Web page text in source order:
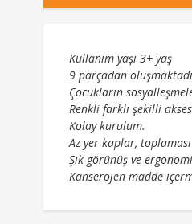
Kullanım yaşı 3+ yaş
9 parçadan
Çocukların
Renkli farklı şekilli
Kolay kurulum.
Az yer kaplar,
Şık görünüş ve
Kanserojen madde